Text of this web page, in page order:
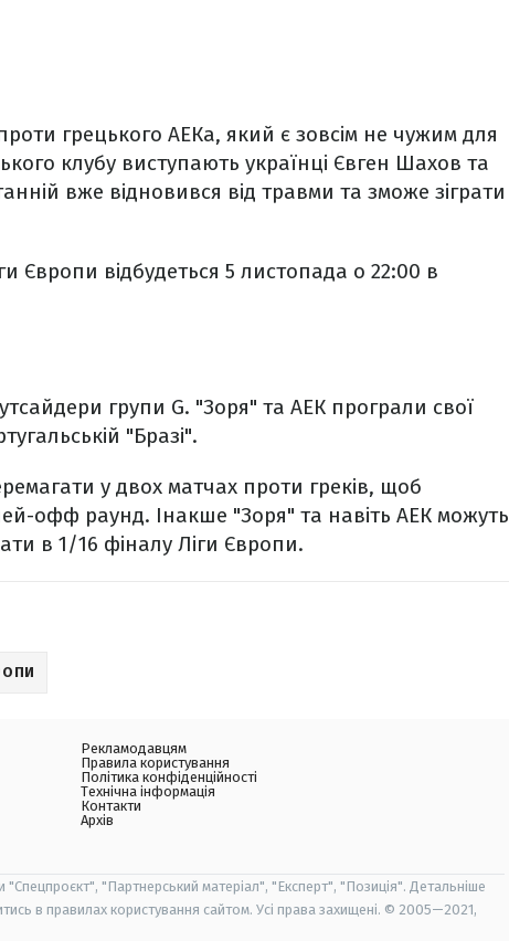
грецького АЕКа, який є зовсім не чужим для
клубу виступають українці Євген Шахов та
вже відновився від травми та зможе зіграти
Європи відбудеться 5 листопада о 22:00 в
групи G. "Зоря" та АЕК програли свої
"Бразі".
у двох матчах проти греків, щоб
офф раунд. Інакше "Зоря" та навіть АЕК можуть
в 1/16 фіналу Ліги Європи.
Рекламодавцям
Правила користування
Політика конфіденційності
Технічна інформація
Контакти
Архів
"Спецпроєкт", "Партнерський матеріал", "Експерт", "Позиція". Детальніше
в правилах користування сайтом. Усі права захищені. © 2005—2021,